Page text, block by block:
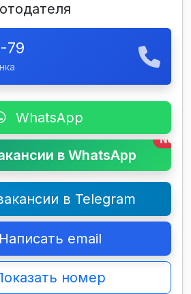
79
WhatsApp
в WhatsApp
New
в Telegram
Написать email
номер